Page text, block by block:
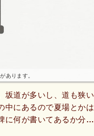
あります。
坂道が多いし、道も狭い
中にあるので夏場とかは
に何が書いてあるか分か
たので、虫除けスプレー